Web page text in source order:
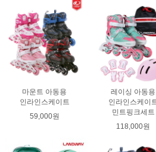
마운트 아동용
인라인스케이트
59,000원
레이싱 아동용
인라인스케이
민트핑크세트
118,000원